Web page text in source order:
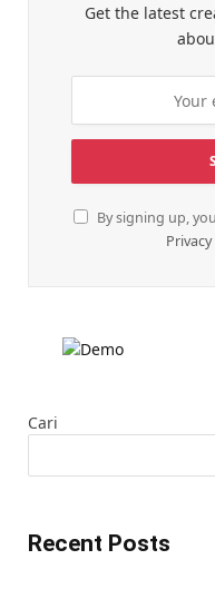
Get the latest
By signing up,
Cari
Recent Posts